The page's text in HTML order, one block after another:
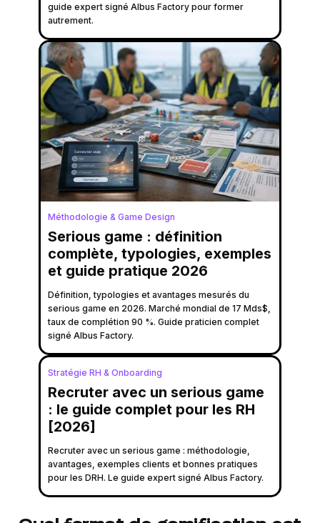
guide expert signé Albus Factory pour former
autrement.
Méthodologie & Game Design
Serious game : définition
complète, typologies, exemples
et guide pratique 2026
Définition, typologies et avantages mesurés du
serious game en 2026. Marché mondial de 17 Mds$,
taux de complétion 90 %. Guide praticien complet
signé Albus Factory.
Stratégie RH & Onboarding
Recruter avec un serious game
: le guide complet pour les RH
[2026]
Recruter avec un serious game : méthodologie,
avantages, exemples clients et bonnes pratiques
pour les DRH. Le guide expert signé Albus Factory.